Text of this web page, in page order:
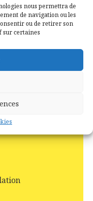
nous permettra de
de navigation ou les
ou de retirer son
sur certaines